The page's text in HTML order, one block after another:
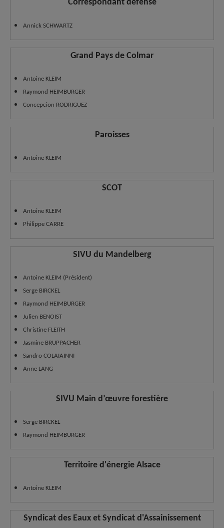
Correspondant défense
Annick SCHWARTZ
Grand Pays de Colmar
Antoine KLEIM
Raymond HEIMBURGER
Concepcion RODRIGUEZ
Paroisses
Antoine KLEIM
SCOT
Antoine KLEIM
Philippe CARRE
SIVU du Mandelberg
Antoine KLEIM (Président)
Serge BIRCKEL
Raymond HEIMBURGER
Julien BENOIST
Christine FLEITH
Jasmine BRUPPACHER
Sandro COLAIAINNI
Anne LANG
SIVU Main d’œuvre forestière
Serge BIRCKEL
Raymond HEIMBURGER
Territoire d'énergie Alsace
Antoine KLEIM
Syndicat des Eaux et Syndicat d'Assainissement